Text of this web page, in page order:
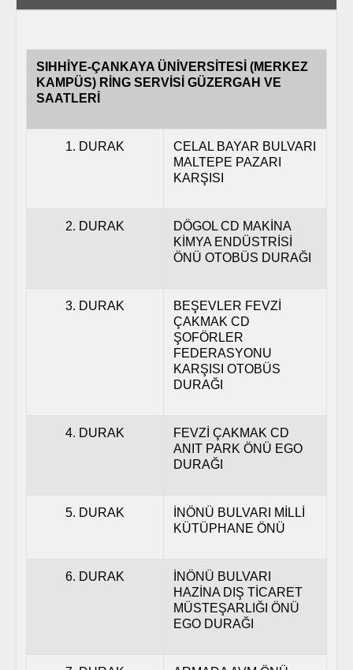
PORTALI
SIHHİYE-ÇANKAYA ÜNİVERSİTESİ (MERKEZ
KAMPÜS) RİNG SERVİSİ GÜZERGAH VE
SAATLERİ
1. DURAK
CELAL BAYAR BULVARI
MALTEPE PAZARI
KARŞISI
2. DURAK
DÖGOL CD MAKİNA
KİMYA ENDÜSTRİSİ
ÖNÜ OTOBÜS DURAĞI
3. DURAK
BEŞEVLER FEVZİ
ÇAKMAK CD
ŞOFÖRLER
FEDERASYONU
KARŞISI OTOBÜS
DURAĞI
4. DURAK
FEVZİ ÇAKMAK CD
ANIT PARK ÖNÜ EGO
DURAĞI
5. DURAK
İNÖNÜ BULVARI MİLLİ
KÜTÜPHANE ÖNÜ
6. DURAK
İNÖNÜ BULVARI
HAZİNA DIŞ TİCARET
MÜSTEŞARLIĞI ÖNÜ
EGO DURAĞI